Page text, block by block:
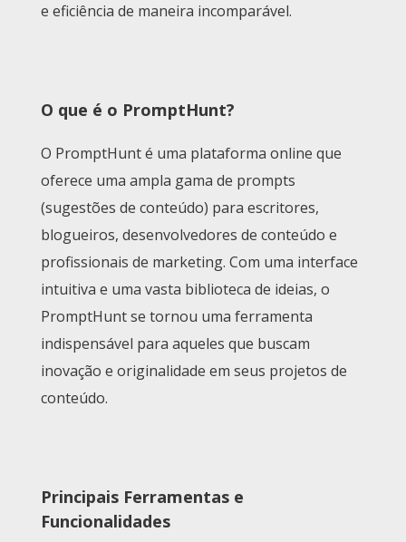
e eficiência de maneira incomparável.
O que é o PromptHunt?
O PromptHunt é uma plataforma online que
oferece uma ampla gama de prompts
(sugestões de conteúdo) para escritores,
blogueiros, desenvolvedores de conteúdo e
profissionais de marketing. Com uma interface
intuitiva e uma vasta biblioteca de ideias, o
PromptHunt se tornou uma ferramenta
indispensável para aqueles que buscam
inovação e originalidade em seus projetos de
conteúdo.
Principais Ferramentas e
Funcionalidades